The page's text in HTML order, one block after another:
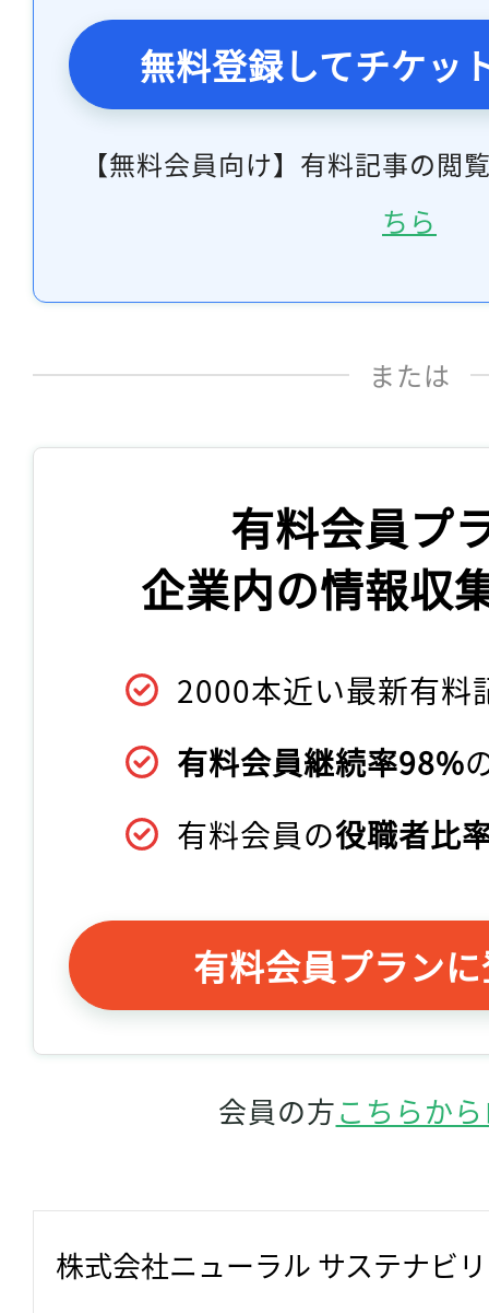
無料登録してチケッ
【無料会員向け】有料記事の閲
ちら
または
有料会員プ
企業内の情報収
2000本近い最新有料
有料会員継続率98%
有料会員の役職者比
有料会員プラン
会員の方こちらか
株式会社ニューラル サステナビ